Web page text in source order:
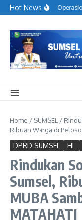
Lewati ke konten
Hot NewsMenjaga
Home / SUMSEL /
Ribuan Warga di
DPRD SUMSEL HL
Rindukan
Sumsel,
MUBA
MATAHATI